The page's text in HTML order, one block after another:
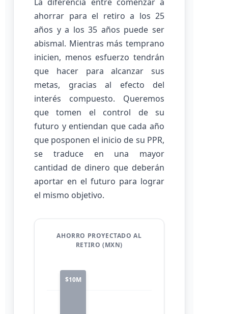
ahorrar para el retiro a los 25
años y a los 35 años puede ser
abismal. Mientras más temprano
inicien, menos esfuerzo tendrán
que hacer para alcanzar sus
metas, gracias al efecto del
interés compuesto. Queremos
que tomen el control de su
futuro y entiendan que cada año
que posponen el inicio de su PPR,
se traduce en una mayor
cantidad de dinero que deberán
aportar en el futuro para lograr
el mismo objetivo.
AHORRO PROYECTADO AL
RETIRO (MXN)
$10M